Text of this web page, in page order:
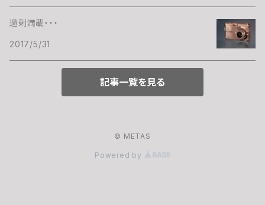
過剰満載・・・
2017/5/31
記事一覧を見る
© METAS
Powered by